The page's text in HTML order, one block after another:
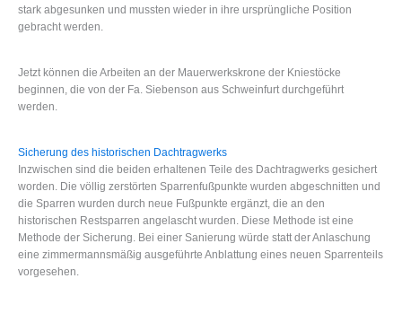
stark abgesunken und mussten wieder in ihre ursprüngliche Position
gebracht werden.
Jetzt können die Arbeiten an der Mauerwerkskrone der Kniestöcke
beginnen, die von der Fa. Siebenson aus Schweinfurt durchgeführt
werden.
Sicherung des historischen Dachtragwerks
Inzwischen sind die beiden erhaltenen Teile des Dachtragwerks gesichert
worden. Die völlig zerstörten Sparrenfußpunkte wurden abgeschnitten und
die Sparren wurden durch neue Fußpunkte ergänzt, die an den
historischen Restsparren angelascht wurden. Diese Methode ist eine
Methode der Sicherung. Bei einer Sanierung würde statt der Anlaschung
eine zimmermannsmäßig ausgeführte Anblattung eines neuen Sparrenteils
vorgesehen.